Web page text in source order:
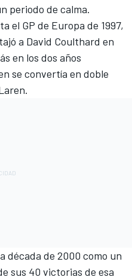
periodo de calma.
el GP de Europa de 1997,
a David Coulthard en
en los dos años
se convertía en doble
década de 2000 como un
sus 40 victorias de esa